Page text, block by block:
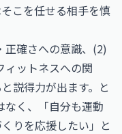
こを任せる相手を慎
正確さへの意識、(2)
ィットネスへの関
説得力が出ます。と
なく、「自分も運動
りを応援したい」と